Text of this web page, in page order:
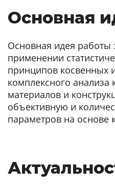
Основная
Основная идея работы
применении
принципов косвенных
комплексного анализа
материалов и
объективную и
параметров на основе